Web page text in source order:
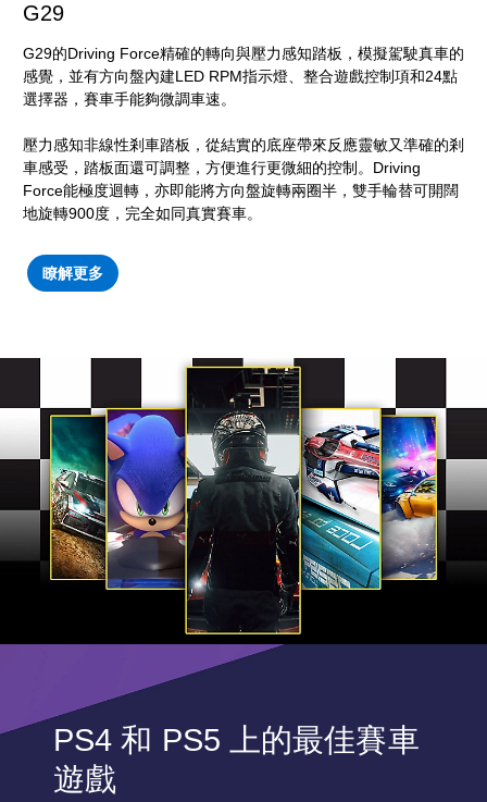
G29
G29的Driving Force精確的轉向與壓力感知踏板，模擬駕駛真車的
感覺，並有方向盤內建LED RPM指示燈、整合遊戲控制項和24點
選擇器，賽車手能夠微調車速。
壓力感知非線性剎車踏板，從結實的底座帶來反應靈敏又準確的剎
車感受，踏板面還可調整，方便進行更微細的控制。Driving
Force能極度迴轉，亦即能將方向盤旋轉兩圈半，雙手輪替可開闊
地旋轉900度，完全如同真實賽車。
瞭解更多
PS4 和 PS5 上的最佳賽車
遊戲